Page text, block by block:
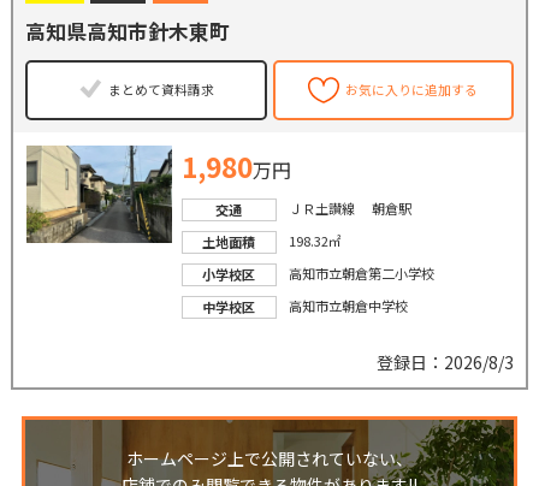
高知県高知市針木東町
まとめて資料請求 お気に入りに追加する
1,980万円
交通
ＪＲ土讃線 朝倉駅
土地面積
198.32㎡
小学校区
高知市立朝倉第二小学校
中学校区
高知市立朝倉中学校
登録日：2026/8/3
ホームページ上で公開されていない、